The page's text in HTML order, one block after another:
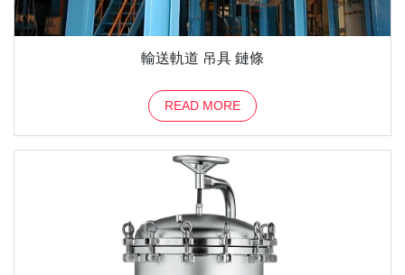
輸送軌道 吊具 鏈條
READ MORE